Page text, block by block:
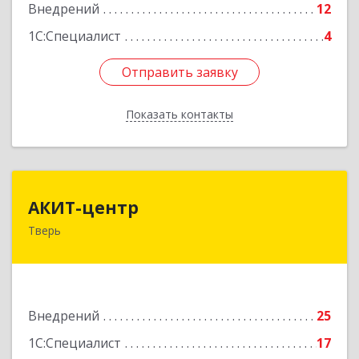
Внедрений
12
1С:Специалист
4
Отправить заявку
Показать контакты
Подробнее
Отправить заявку
Назад
АКИТ-центр
Тверь
Внедрений
25
1С:Специалист
17
170100, Тверская обл, Тверь г, Новоторжская